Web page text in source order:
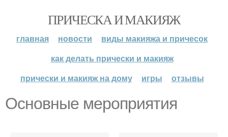
ПРИЧЕСКА И МАКИЯЖ
главная новости
виды макияжа и причесок
как делать прически и макияж
прически и макияж на дому
игры отзывы
Основные мероприятия